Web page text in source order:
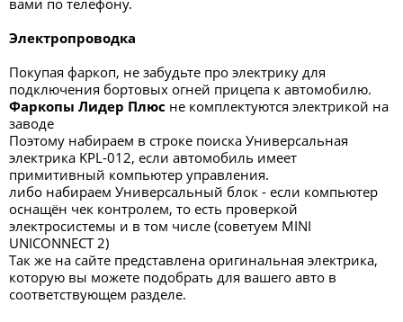
вами по телефону.
Электропроводка
Покупая фаркоп, не забудьте про электрику для
подключения бортовых огней прицепа к автомобилю.
Фаркопы Лидер Плюс не комплектуются электрикой на
заводе
Поэтому набираем в строке поиска Универсальная
электрика KPL-012, если автомобиль имеет
примитивный компьютер управления.
либо набираем Универсальный блок - если компьютер
оснащён чек контролем, то есть проверкой
электросистемы и в том числе (советуем MINI
UNICONNECT 2)
Так же на сайте представлена оригинальная электрика,
которую вы можете подобрать для вашего авто в
соответствующем разделе.